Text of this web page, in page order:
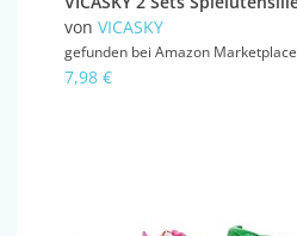
von VICASKY
gefunden bei Amazon Marketplace
7,98 €